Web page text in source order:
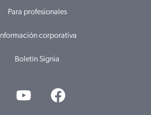
Para profesionales
Información corporativa
Boletín Signia